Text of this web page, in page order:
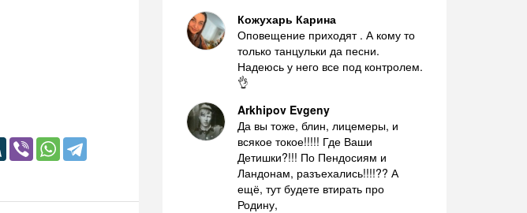
Кожухарь Карина
Оповещение приходят . А кому то
только танцульки да песни.
Надеюсь у него все под контролем.
👌
Arkhipov Evgeny
Да вы тоже, блин, лицемеры, и
всякое токое!!!!! Где Ваши
Детишки?!!! По Пендосиям и
Ландонам, разъехались!!!!?? А
ещё, тут будете втирать про
Родину,